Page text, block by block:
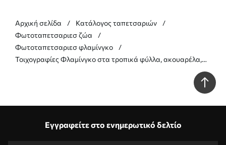
Αρχική σελίδα
Κατάλογος ταπετσαριών
Φωτοταπετσαριεσ ζώα
Φωτοταπετσαριεσ φλαμίνγκο
Τοιχογραφίες Φλαμίνγκο στα τροπικά φύλλα, ακουαρέλα,
Εγγραφείτε στο ενημερωτικό δελτίο